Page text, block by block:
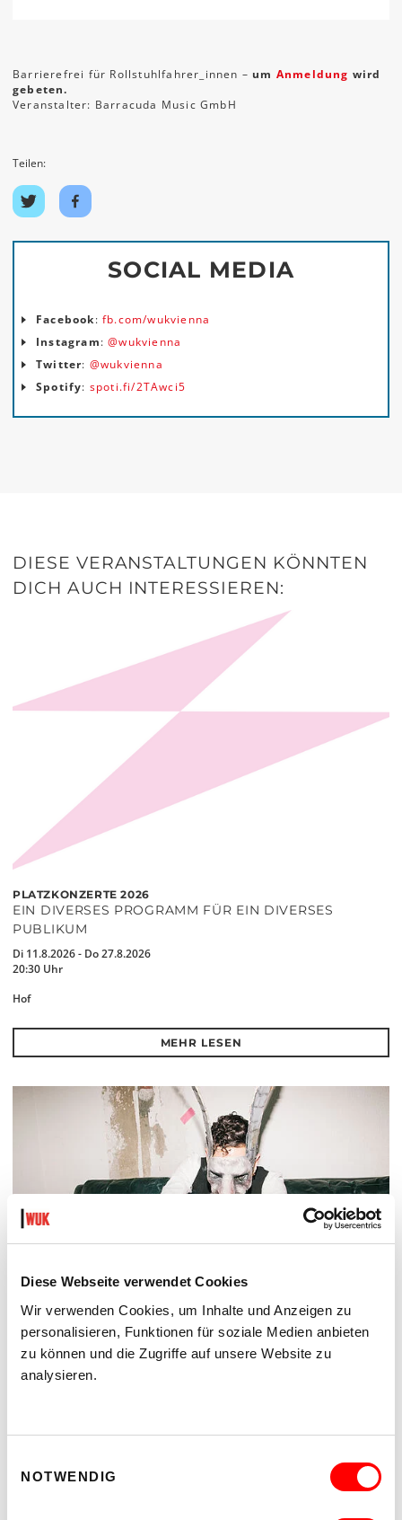
Diese Webseite verwendet Cookies
Wir verwenden Cookies, um Inhalte und Anzeigen zu
personalisieren, Funktionen für soziale Medien anbieten
zu können und die Zugriffe auf unsere Website zu
analysieren.
NOTWENDIG
Barrierefrei für Rollstuhlfahrer_innen – um Anmeldung wird
gebeten.
Veranstalter: Barracuda Music GmbH
Teilen:
Auf
Twitter
Auf
Facebook
SOCIAL MEDIA
Facebook:fb.com/wukvienna
Instagram:@wukvienna
Twitter: @wukvienna
Spotify: spoti.fi/2TAwci5
DIESE VERANSTALTUNGEN KÖNNTEN
DICH AUCH INTERESSIEREN:
PLATZKONZERTE 2026
EIN DIVERSES PROGRAMM FÜR EIN DIVERSES
PUBLIKUM
Di 11.8.2026 - Do 27.8.2026
20:30 Uhr
Hof
MEHR LESEN
DER TÄUBLING
PLATZKONZERTE 2026